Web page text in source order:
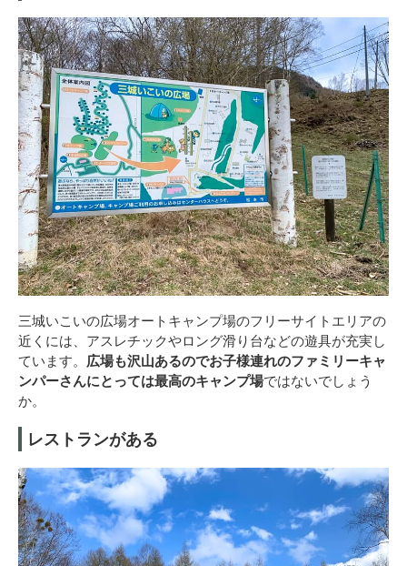
三城いこいの広場オートキャンプ場のフリーサイトエリアの
近くには、アスレチックやロング滑り台などの遊具が充実し
ています。 広場も沢山あるのでお子様連れのファミリーキャ
ンパーさんにとっては最高のキャンプ場ではないでしょう
か。
レストランがある